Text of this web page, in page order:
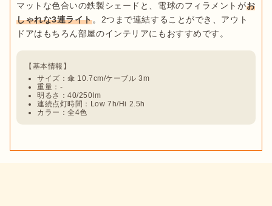
マットな色合いの鉄製シェードと、電球のフィラメントがお
しゃれな3連ライト。2つまで連結することができ、アウト
サイズ：傘 10.7cm/ケーブル 3m
重量：-
明るさ：40/250lm
連続点灯時間：Low 7h/Hi 2.5h
カラー：全4色